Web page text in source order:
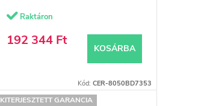
Raktáron
192 344 Ft
KOSÁRBA
Kód: CER-8050BD7353
KITERJESZTETT GARANCIA